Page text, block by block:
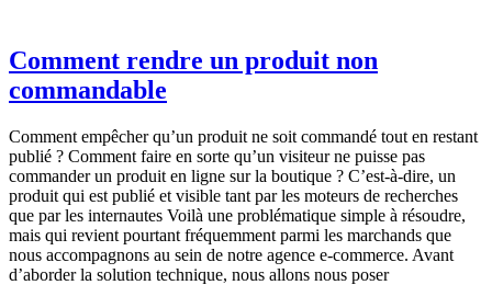
Comment rendre un produit non
commandable
Comment empêcher qu’un produit ne soit commandé tout en restant
publié ? Comment faire en sorte qu’un visiteur ne puisse pas
commander un produit en ligne sur la boutique ? C’est-à-dire, un
produit qui est publié et visible tant par les moteurs de recherches
que par les internautes Voilà une problématique simple à résoudre,
mais qui revient pourtant fréquemment parmi les marchands que
nous accompagnons au sein de notre agence e-commerce. Avant
d’aborder la solution technique, nous allons nous poser